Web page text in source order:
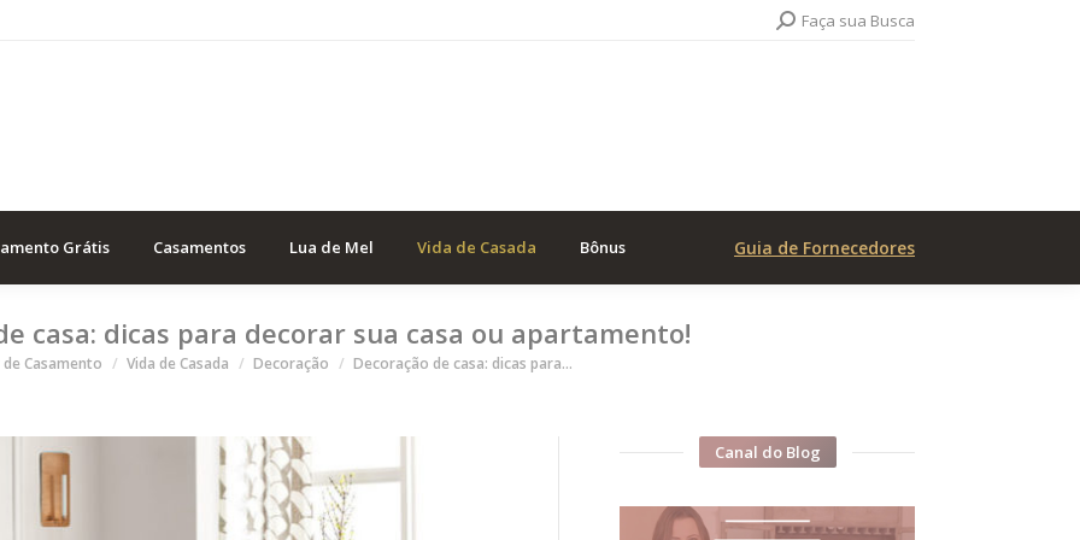
Search:Faça sua Busca
Grátis Casamentos Lua de Mel Vida de Casada Bônus Guia de Fornecedores
casa: dicas para decorar sua casa ou apartamento!
está aqui
Casamento Vida de Casada Decoração Decoração de casa: dicas para…
Canal do Blog